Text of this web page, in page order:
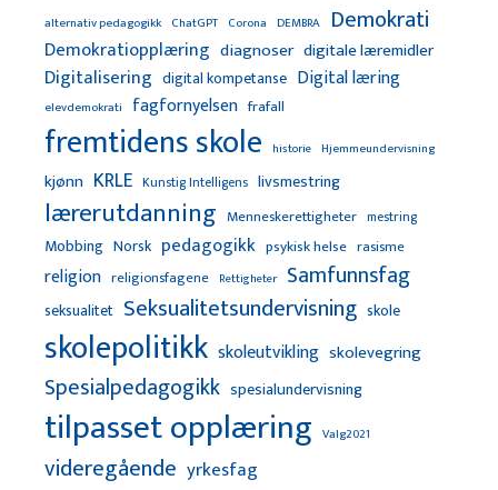
alternativ pedagogikk ChatGPT Corona DEMBRA Demokrati
Demokratiopplæring diagnoser digitale læremidler
Digitalisering digital kompetanse Digital læring
elevdemokrati fagfornyelsen frafall
fremtidens skole historie Hjemmeundervisning
kjønn KRLE Kunstig Intelligens livsmestring
lærerutdanning Menneskerettigheter mestring
Mobbing Norsk pedagogikk psykisk helse rasisme
religion religionsfagene Rettigheter Samfunnsfag
seksualitet Seksualitetsundervisning skole
skolepolitikk skoleutvikling skolevegring
Spesialpedagogikk spesialundervisning
tilpasset opplæring Valg2021
videregående yrkesfag